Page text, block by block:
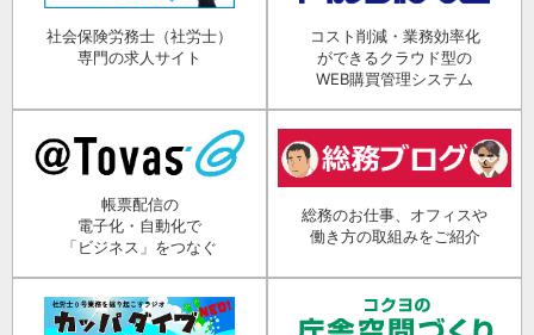
社会保険労務士（社労士）
専門の求人サイト
コスト削減・業務効率化
ができるクラウド型の
WEB購買管理システム
帳票配信の
電子化・自動化で
「ビジネス」をつなぐ
総務のお仕事、オフィスや
働き方の取組みをご紹介